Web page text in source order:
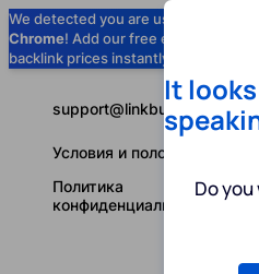
We detected you are using
Chrome! Add our free extension to
backlink prices instantly as you
support@linkbuilder.com
Условия и положения
Политика
конфиденциальности
It
Do